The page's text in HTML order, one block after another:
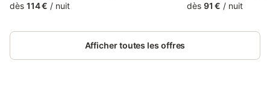
marais de Longeville-sur-mer is an
sur-Mer, 47 km from Mytiliculture
Museum and 23 km from Port Bourgenay
dès 114 € / nuit
sur-Mer, 31 km from
Golf Club. This
dès 91 € / nuit
Afficher toutes les offres